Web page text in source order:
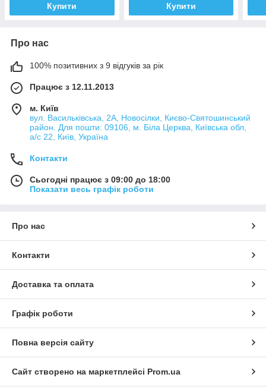
Купити Купити
Про нас
100% позитивних з 9 відгуків за рік
Працює з 12.11.2013
м. Київ
вул. Васильківська, 2А, Новосілки, Києво-Святошинський
район. Для пошти: 09106, м. Біла Церква, Київська обл,
а/с 22, Київ, Україна
Контакти
Сьогодні працює з 09:00 до 18:00
Показати весь графік роботи
Про нас
Контакти
Доставка та оплата
Графік роботи
Повна версія сайту
Сайт створено на маркетплейсі Prom.ua